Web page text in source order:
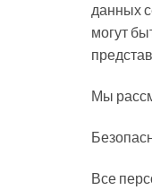
данных
могут
Мы
Все